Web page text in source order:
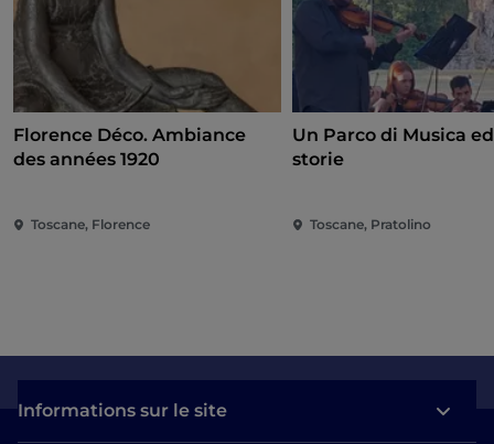
Florence Déco. Ambiance
des années 1920
Toscane, Florence
Un Parco di Musica
storie
Toscane, Pratolino
Informations sur le site